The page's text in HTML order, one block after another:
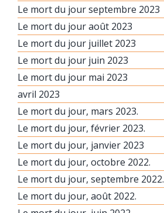
Le mort du jour septembre 2023
Le mort du jour août 2023
Le mort du jour juillet 2023
Le mort du jour juin 2023
Le mort du jour mai 2023
avril 2023
Le mort du jour, mars 2023.
Le mort du jour, février 2023.
Le mort du jour, janvier 2023
Le mort du jour, octobre 2022.
Le mort du jour, septembre 2022.
Le mort du jour, août 2022.